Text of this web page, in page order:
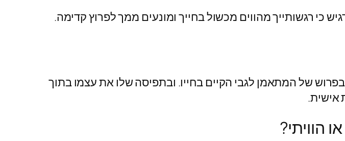
רגשותייך מהווים מכשול בחייך ומונעים ממך לפרוץ קדימה.
של המתאמן לגבי הקיים בחייו. ובתפיסה שלו את עצמו בתוך
אישית.
הוויתי?